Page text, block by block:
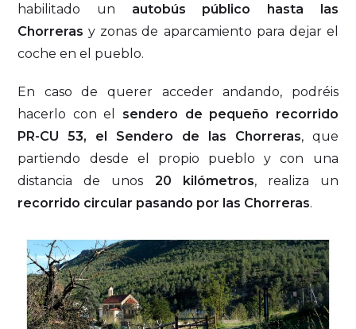
habilitado un autobús público hasta las
Chorreras y zonas de aparcamiento para dejar el
coche en el pueblo.
En caso de querer acceder andando, podréis
hacerlo con el sendero de pequeño recorrido
PR-CU 53, el Sendero de las Chorreras, que
partiendo desde el propio pueblo y con una
distancia de unos 20 kilómetros, realiza un
recorrido circular pasando por las Chorreras.